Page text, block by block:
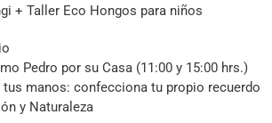
+ Taller Eco Hongos para niños
Pedro por su Casa (11:00 y 15:00 hrs.)
tus manos: confecciona tu propio recuerdo
y Naturaleza